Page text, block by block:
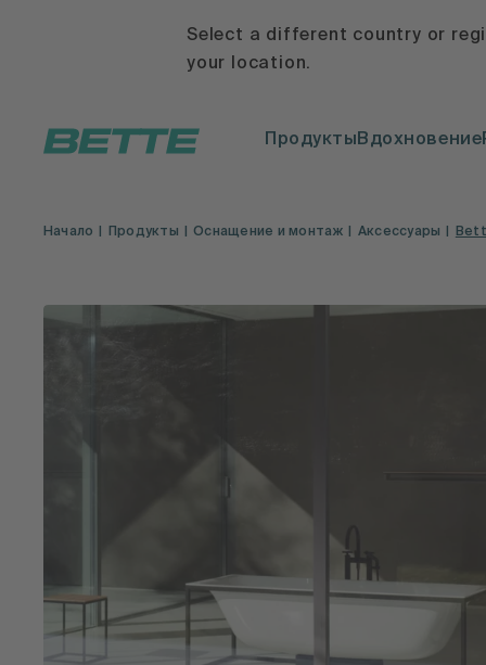
Select a different country or
your location.
ПродуктыВдохновение
Начало Продукты Оснащение и монтаж Аксессуары